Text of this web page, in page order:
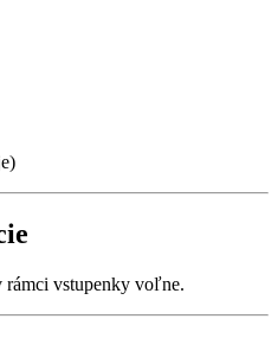
rámci vstupenky voľne.